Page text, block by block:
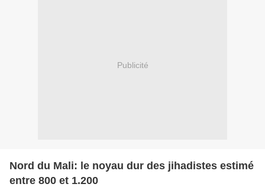
Publicité
Nord du Mali: le noyau dur des jihadistes estimé
entre 800 et 1.200